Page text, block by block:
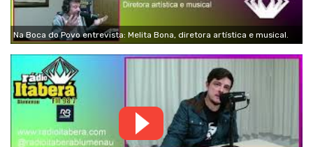
Na Boca do Povo entrevista: Melita Bona, diretora artística e musical.